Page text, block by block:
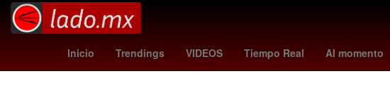
Inicio Trendings VIDEOS Tiempo Real Al momento
ahn sung-ki Banorte Club Deportivo Tapatío Puebla de